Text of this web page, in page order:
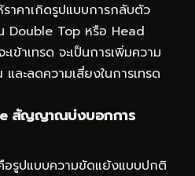
าคาเกิดรูปแบบการกลับตัว
Double Top หรือ Head
ข้าเทรด จะเป็นการเพิ่มความ
ะลดความเสี่ยงในการเทรด
สัญญาณบ่งบอกการ
รูปแบบความขัดแย้งแบบปกติ